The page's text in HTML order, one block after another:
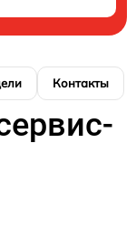
Контакты